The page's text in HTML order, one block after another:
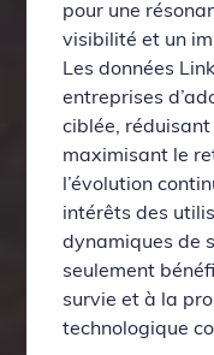
pour une
visibilité et un
Les données
entreprises
ciblée,
maximisant le
l’évolution
intérêts des
dynamiques de
seulement
survie et à la
technologique